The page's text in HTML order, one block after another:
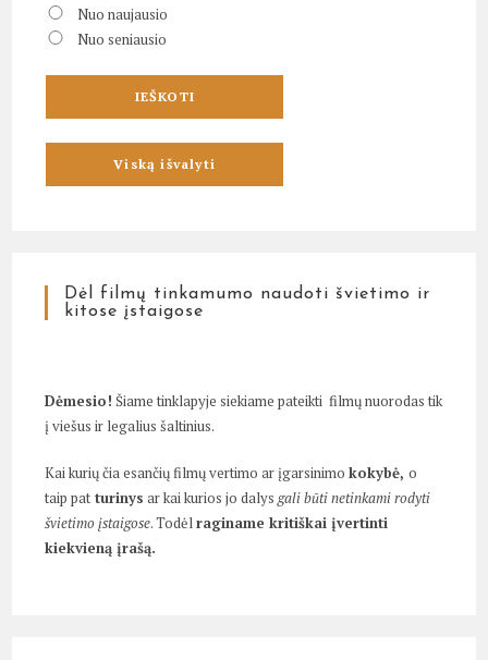
Nuo naujausio
Nuo seniausio
Dėl filmų tinkamumo naudoti švietimo ir
kitose įstaigose
Dėmesio! Šiame tinklapyje siekiame pateikti filmų nuorodas tik
į viešus ir legalius šaltinius.
Kai kurių čia esančių filmų vertimo ar įgarsinimokokybė,o
taip pat turinys ar kai kurios jo dalysgali būti netinkami rodyti
švietimo įstaigose. Todėlraginame kritiškai įvertinti
kiekvieną įrašą.